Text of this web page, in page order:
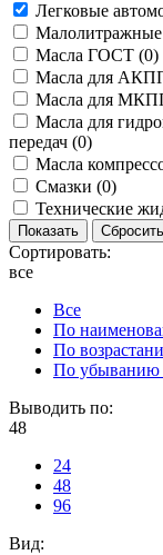
Легковые
Малолитражные
Масла ГОСТ (0)
Масла для
Масла для
Масла для
передач (0)
Масла
Смазки (0)
Технические
Сортировать:
все
Все
По
По
По убыванию
Выводить по:
48
24
48
96
Вид: